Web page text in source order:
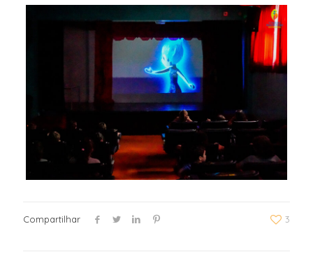
Compartilhar 3